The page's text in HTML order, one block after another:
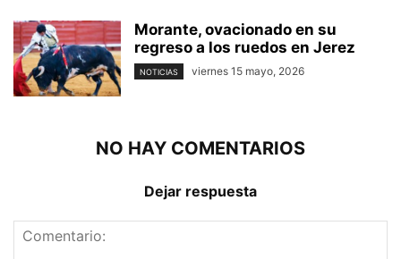
Morante, ovacionado en su
regreso a los ruedos en Jerez
NOTICIAS viernes 15 mayo, 2026
NO HAY COMENTARIOS
Dejar respuesta